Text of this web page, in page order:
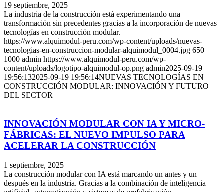
19 septiembre, 2025
La industria de la construcción está experimentando una
transformación sin precedentes gracias a la incorporación de nuevas
tecnologías en construcción modular.
https://www.alquimodul-peru.com/wp-content/uploads/nuevas-
tecnologias-en-construccion-modular-alquimodul_0004.jpg 650
1000 admin https://www.alquimodul-peru.com/wp-
content/uploads/logotipo-alquimodul-op.png admin2025-09-19
19:56:132025-09-19 19:56:14NUEVAS TECNOLOGÍAS EN
CONSTRUCCIÓN MODULAR: INNOVACIÓN Y FUTURO
DEL SECTOR
INNOVACIÓN MODULAR CON IA Y MICRO-
FÁBRICAS: EL NUEVO IMPULSO PARA
ACELERAR LA CONSTRUCCIÓN
1 septiembre, 2025
La construcción modular con IA está marcando un antes y un
después en la industria. Gracias a la combinación de inteligencia